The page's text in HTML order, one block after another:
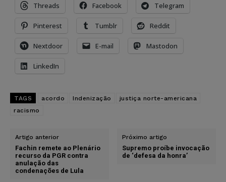
Threads Facebook Telegram
Pinterest Tumblr Reddit
Nextdoor E-mail Mastodon
LinkedIn
TAGS acordo Indenização
justiça norte-americana
racismo
Artigo anterior
Fachin remete ao Plenário
recurso da PGR contra
anulação das
condenações de Lula
Próximo artigo
Supremo proíbe invocação
de ‘defesa da honra’